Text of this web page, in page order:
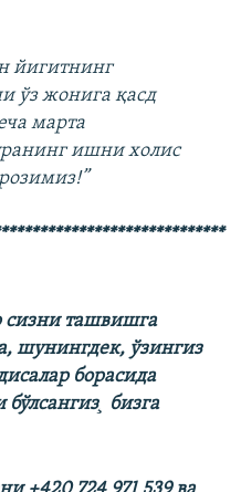
йигитнинг
ўз жонига қасд
марта
ишни холис
ташвишга
шунингдек, ўзингиз
борасида
бизга